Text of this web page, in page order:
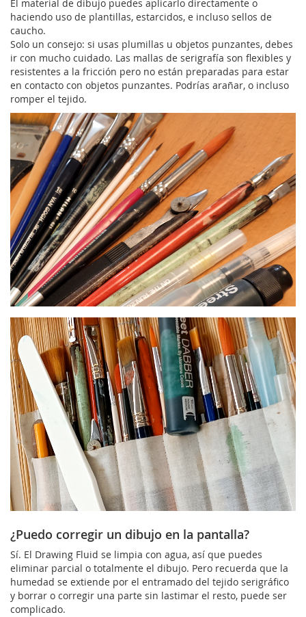
El material de dibujo puedes aplicarlo directamente o
haciendo uso de plantillas, estarcidos, e incluso sellos de
caucho.
Solo un consejo: si usas plumillas u objetos punzantes, debes
ir con mucho cuidado. Las mallas de serigrafía son flexibles y
resistentes a la fricción pero no están preparadas para estar
en contacto con objetos punzantes. Podrías arañar, o incluso
romper el tejido.
¿Puedo corregir un dibujo en la pantalla?
Sí. El Drawing Fluid se limpia con agua, así que puedes
eliminar parcial o totalmente el dibujo. Pero recuerda que la
humedad se extiende por el entramado del tejido serigráfico
y borrar o corregir una parte sin lastimar el resto, puede ser
complicado.